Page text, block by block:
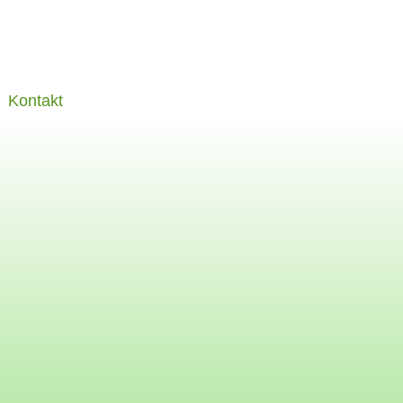
Kontakt